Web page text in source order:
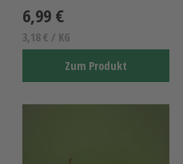
6,99 €
3,18 € / KG
Zum Produkt